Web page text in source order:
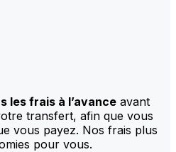
les frais à l’avance avant
transfert, afin que vous
vous payez. Nos frais plus
pour vous.